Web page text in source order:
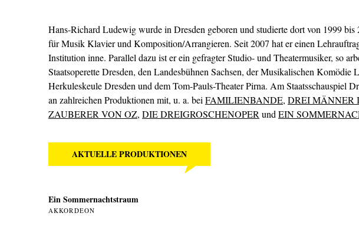
Hans-Richard Ludewig wurde in Dresden geboren und studierte dort von 1999 bis
für Musik Klavier und Komposition/Arrangieren. Seit 2007 hat er einen
Institution inne. Parallel dazu ist er ein gefragter Studio- und Theatermusiker, so
Staatsoperette Dresden, den Landesbühnen Sachsen, der Musikalischen Komödie
Herkuleskeule Dresden und dem Tom-Pauls-Theater Pirna. Am Staatsschauspiel
an zahlreichen Produktionen mit, u. a. bei FAMILIENBANDE, DREI MÄNNER
ZAUBERER VON OZ, DIE DREIGROSCHENOPER und EIN
AKTUELLE PRODUKTIONEN
Ein Sommer­nachtstraum
AKKORDEON